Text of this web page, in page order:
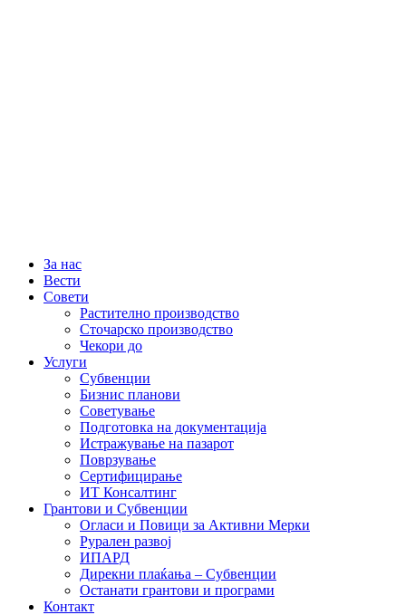
За нас
Вести
Совети
Растително производство
Сточарско производство
Чекори до
Услуги
Субвенции
Бизнис планови
Советување
Подготовка на документација
Истражување на пазарот
Поврзување
Сертифицирање
ИТ Консалтинг
Грантови и Субвенции
Огласи и Повици за Активни Мерки
Рурален развој
ИПАРД
Дирекни плаќања – Субвенции
Останати грантови и програми
Контакт